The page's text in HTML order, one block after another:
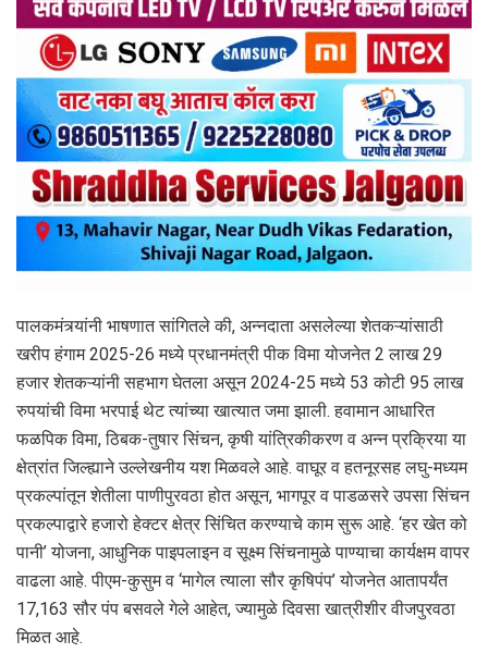
पालकमंत्र्यांनी भाषणात सांगितले की, अन्नदाता असलेल्या शेतकऱ्यांसाठी
खरीप हंगाम 2025-26 मध्ये प्रधानमंत्री पीक विमा योजनेत 2 लाख 29
हजार शेतकऱ्यांनी सहभाग घेतला असून 2024-25 मध्ये 53 कोटी 95 लाख
रुपयांची विमा भरपाई थेट त्यांच्या खात्यात जमा झाली. हवामान आधारित
फळपिक विमा, ठिबक-तुषार सिंचन, कृषी यांत्रिकीकरण व अन्न प्रक्रिया या
क्षेत्रांत जिल्ह्याने उल्लेखनीय यश मिळवले आहे. वाघूर व हतनूरसह लघु-मध्यम
प्रकल्पांतून शेतीला पाणीपुरवठा होत असून, भागपूर व पाडळसरे उपसा सिंचन
प्रकल्पाद्वारे हजारो हेक्टर क्षेत्र सिंचित करण्याचे काम सुरू आहे. ‘हर खेत को
पानी’ योजना, आधुनिक पाइपलाइन व सूक्ष्म सिंचनामुळे पाण्याचा कार्यक्षम वापर
वाढला आहे. पीएम-कुसुम व ‘मागेल त्याला सौर कृषिपंप’ योजनेत आतापर्यंत
17,163 सौर पंप बसवले गेले आहेत, ज्यामुळे दिवसा खात्रीशीर वीजपुरवठा
मिळत आहे.